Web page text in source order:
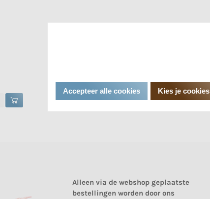
Alleen via de webshop geplaatste
bestellingen worden door ons
Accepteer alle cookies Kies je cookies